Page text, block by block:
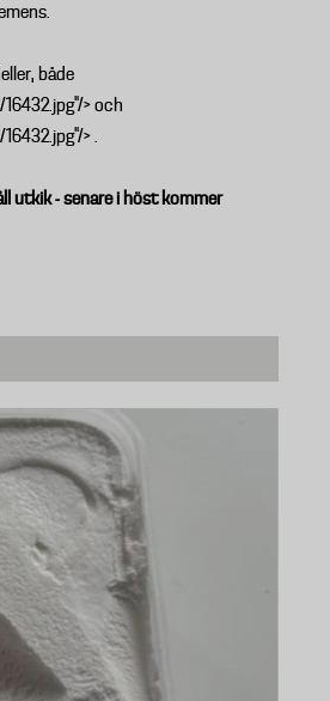
både
> och
> .
utkik - senare i höst kommer